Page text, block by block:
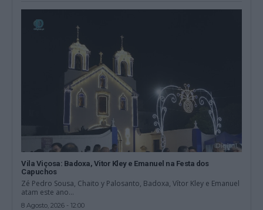
Vila Viçosa: Badoxa, Vitor Kley e Emanuel na Festa dos
Capuchos
Zé Pedro Sousa, Chaito y Palosanto, Badoxa, Vítor Kley e Emanuel
atam este ano...
8 Agosto, 2026 - 12:00